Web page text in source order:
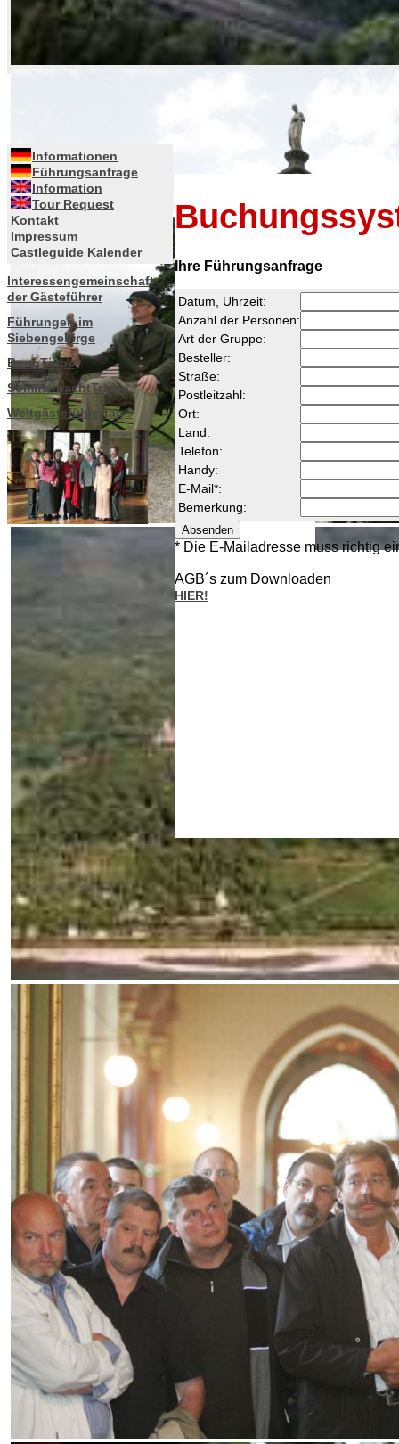
Informationen
Führungsanfrage
Information
Tour Request
Kontakt
Impressum
Castleguide Kalender
Interessengemeinschaft
der Gästeführer
Führungen im
Siebengebirge
BonnTipps
SommernachtTraum
Weltgästeführertag©
Ihre Führungsanfrage
Datum, Uhrzeit:
Anzahl der Personen:
Art der Gruppe:
Besteller:
Straße:
Postleitzahl:
Ort:
Land:
Telefon:
Handy:
E-Mail*:
Bemerkung:
* Die E-Mailadresse muss richtig
AGB´s zum Downloaden
HIER!